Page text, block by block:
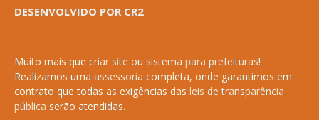
DESENVOLVIDO POR CR2
Muito mais que criar site ou sistema para prefeituras!
Realizamos uma assessoria completa, onde garantimos em
contrato que todas as exigências das leis de transparência
pública serão atendidas.